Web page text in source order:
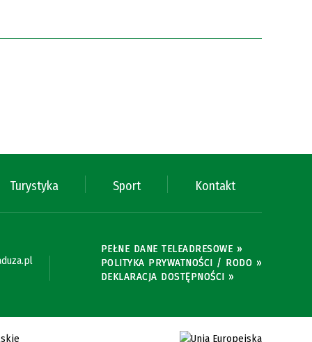
Turystyka Sport Kontakt
PEŁNE DANE TELEADRESOWE »
POLITYKA PRYWATNOŚCI / RODO »
DEKLARACJA DOSTĘPNOŚCI »